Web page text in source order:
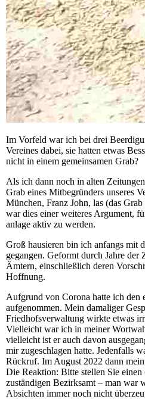
Im Vorfeld war ich bei drei
Vereines dabei, sie hatten etwas
nicht in einem gemeinsamen Grab?
Als ich dann noch in alten
Grab eines Mitbegründers unseres
München, Franz John, las (das
war dies einer weiteres Argument,
anlage aktiv zu werden.
Groß hausieren bin ich anfangs mit
gegangen. Geformt durch Jahre der
Ämtern, einschließlich deren
Hoffnung.
Aufgrund von Corona hatte ich den
aufgenommen. Mein damaliger
Friedhofsverwaltung wirkte etwas
Vielleicht war ich in meiner
vielleicht ist er auch davon
mir zugeschlagen hatte. Jedenfalls
Rückruf. Im August 2022 dann
Die Reaktion: Bitte stellen Sie
zuständigen Bezirksamt – man war
Absichten immer noch nicht